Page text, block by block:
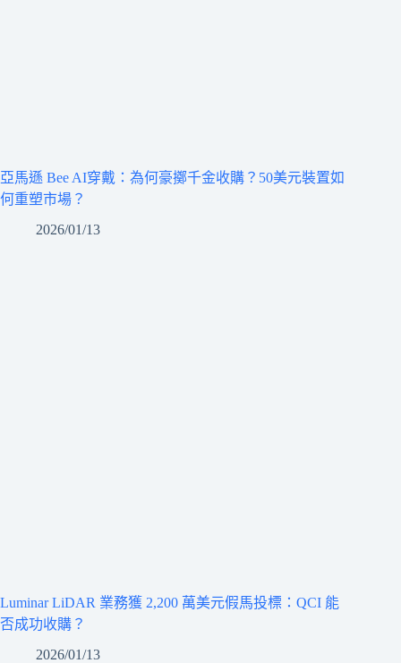
亞馬遜 Bee AI穿戴：為何豪擲千金收購？50美元裝置如
何重塑市場？
2026/01/13
Luminar LiDAR 業務獲 2,200 萬美元假馬投標：QCI 能
否成功收購？
2026/01/13